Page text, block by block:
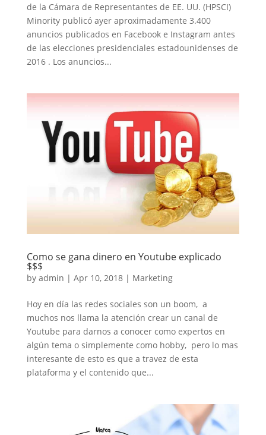
de la Cámara de Representantes de EE. UU. (HPSCI)
Minority publicó ayer aproximadamente 3.400
anuncios publicados en Facebook e Instagram antes
de las elecciones presidenciales estadounidenses de
2016 . Los anuncios...
Como se gana dinero en Youtube explicado
$$$
by admin | Apr 10, 2018| Marketing
Hoy en día las redes sociales son un boom, a
muchos nos llama la atención crear un canal de
Youtube para darnos a conocer como expertos en
algún tema o simplemente como hobby, pero lo mas
interesante de esto es que a travez de esta
plataforma y el contenido que...